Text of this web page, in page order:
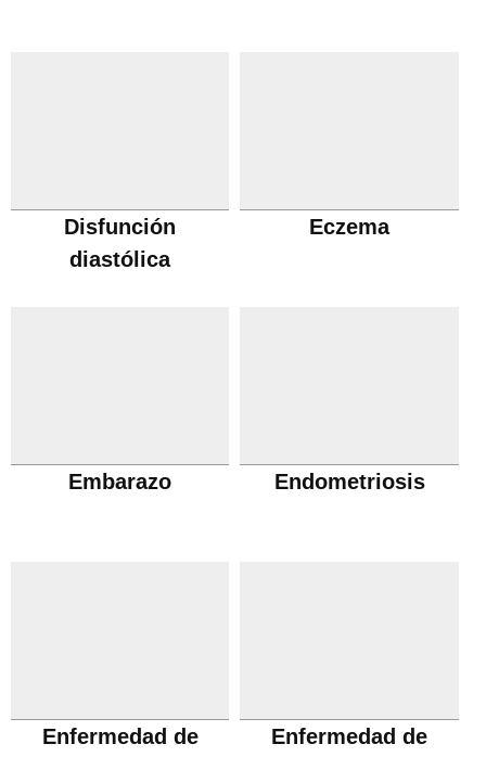
Disfunción
diastólica
Eczema
Embarazo Endometriosis
Enfermedad de Enfermedad de